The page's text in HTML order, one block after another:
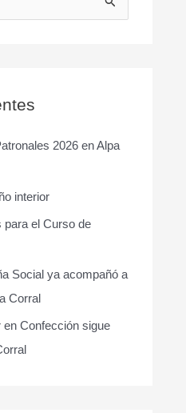
2026 en Alpa
interior
para el Curso de
Social ya acompañó a
Corral
en Confección sigue